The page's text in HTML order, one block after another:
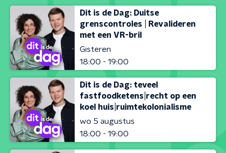
Dit is de Dag: Duitse
grenscontroles | Revalideren
met een VR-bril
Gisteren
18:00 - 19:00
Dit is de Dag: teveel
fastfoodketens|recht op een
koel huis|ruimtekolonialisme
wo 5 augustus
18:00 - 19:00